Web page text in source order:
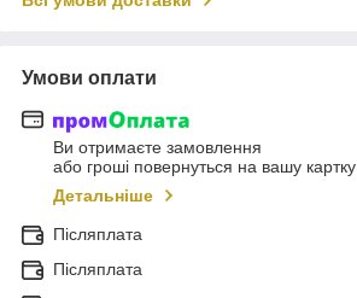
Умови оплати
Ви отримаєте замовлення
або гроші повернуться на вашу картку
Детальніше
Післяплата
Післяплата